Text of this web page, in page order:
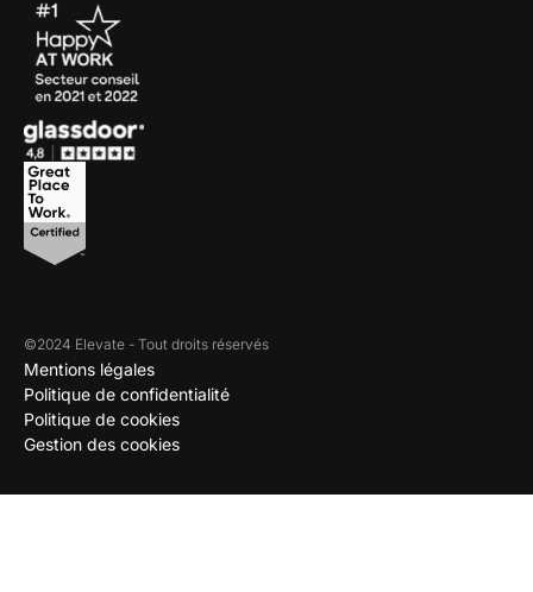
©2024 Elevate - Tout droits réservés
Mentions légales
Politique de confidentialité
Politique de cookies
Gestion des cookies